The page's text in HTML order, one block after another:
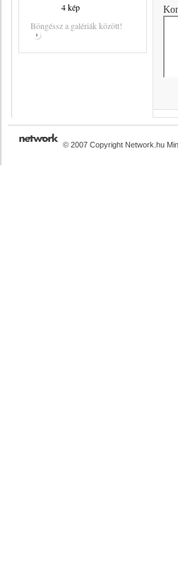
4 kép
Böngéssz a galériák között!
© 2007 Copyright Network.hu